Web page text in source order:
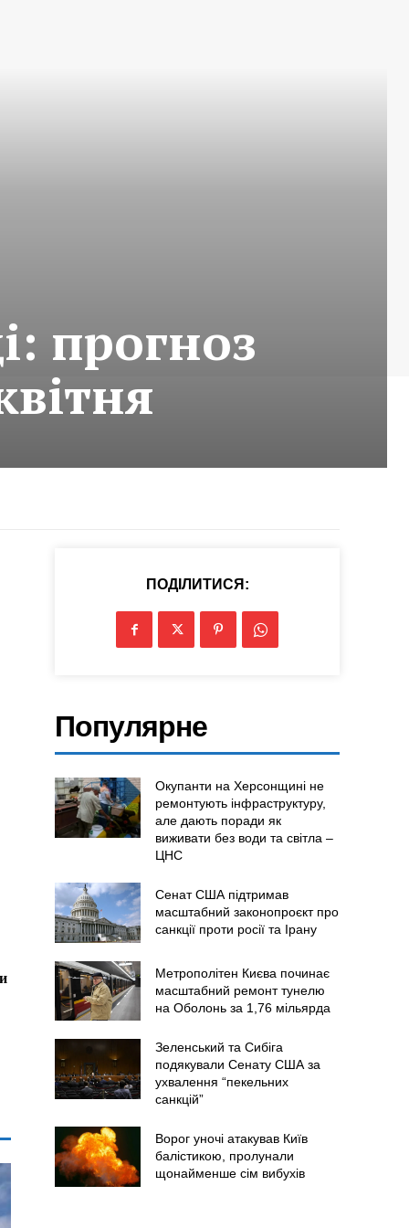
прогноз
ПОДІЛИТИСЯ:
Популярне
Окупанти на Херсонщині не
ремонтують інфраструктуру,
але дають поради як
виживати без води та світла –
ЦНС
Сенат США підтримав
масштабний законопроєкт про
санкції проти росії та Ірану
Метрополітен Києва починає
масштабний ремонт тунелю
на Оболонь за 1,76 мільярда
Зеленський та Сибіга
подякували Сенату США за
ухвалення “пекельних
санкцій”
Ворог уночі атакував Київ
балістикою, пролунали
щонайменше сім вибухів